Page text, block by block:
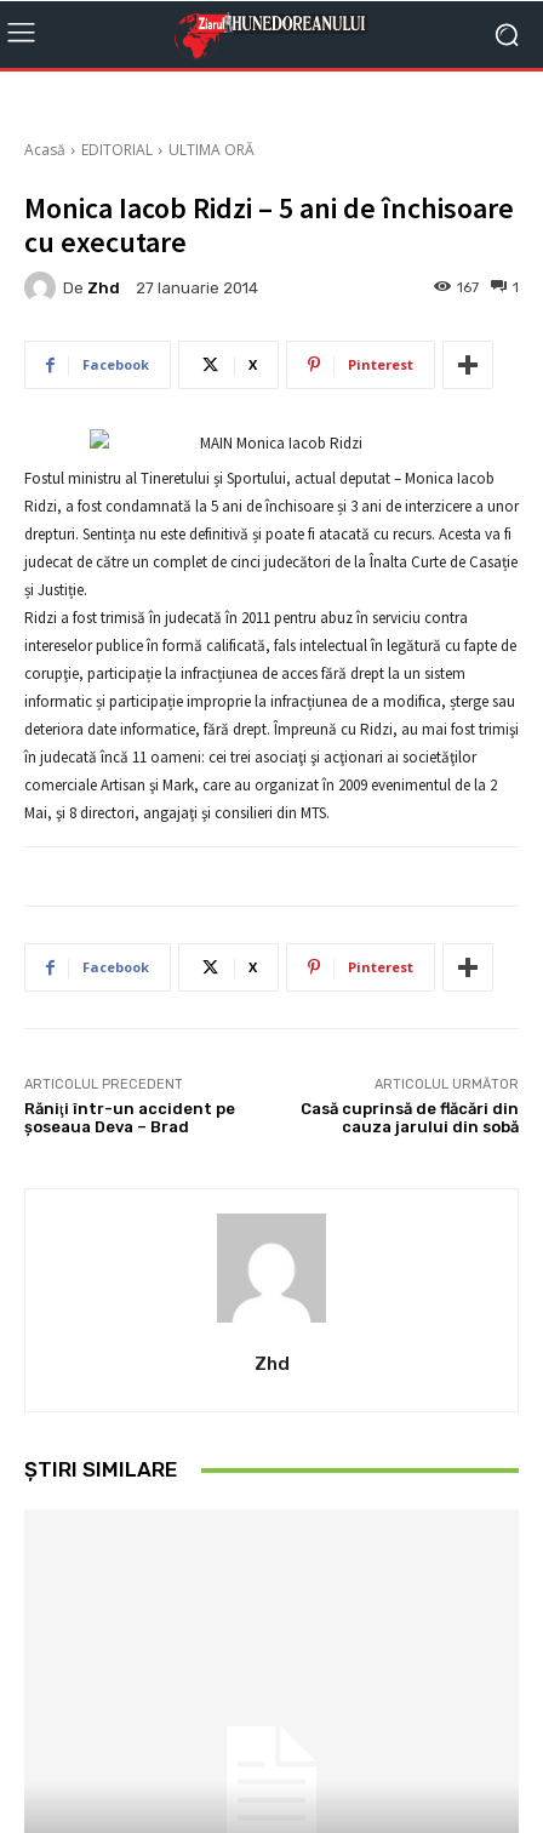
Acasă EDITORIAL ULTIMA ORĂ
Monica Iacob Ridzi – 5 ani de închisoare
cu executare
De Zhd 27 Ianuarie 2014 1
167
Facebook X Pinterest
Fostul ministru al Tineretului și Sportului, actual deputat – Monica Iacob
Ridzi, a fost condamnată la 5 ani de închisoare și 3 ani de interzicere a unor
drepturi. Sentința nu este definitivă și poate fi atacată cu recurs. Acesta va fi
judecat de către un complet de cinci judecători de la Înalta Curte de Casație
și Justiție.
Ridzi a fost trimisă în judecată în 2011 pentru abuz în serviciu contra
intereselor publice în formă calificată, fals intelectual în legătură cu fapte de
corupţie, participație la infracțiunea de acces fără drept la un sistem
informatic și participație improprie la infracțiunea de a modifica, șterge sau
deteriora date informatice, fără drept. Împreună cu Ridzi, au mai fost trimişi
în judecată încă 11 oameni: cei trei asociaţi şi acţionari ai societăţilor
comerciale Artisan şi Mark, care au organizat în 2009 evenimentul de la 2
Mai, şi 8 directori, angajaţi şi consilieri din MTS.
Facebook X Pinterest
ARTICOLUL PRECEDENT
Răniţi într-un accident pe
şoseaua Deva – Brad
ARTICOLUL URMĂTOR
Casă cuprinsă de flăcări din
cauza jarului din sobă
Zhd
ȘTIRI SIMILARE